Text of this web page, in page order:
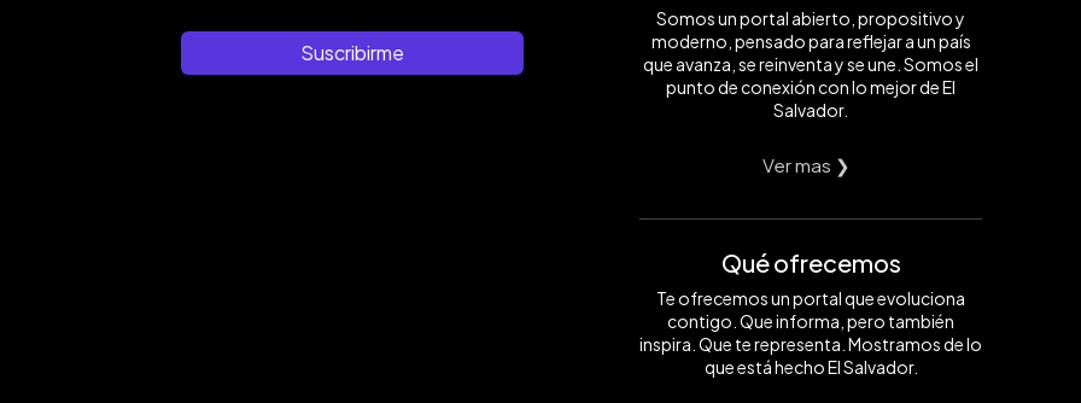
Suscribirme
Somos un portal abierto, propositivo y
moderno, pensado para reflejar a un país
que avanza, se reinventa y se une. Somos el
punto de conexión con lo mejor de El
Salvador.
Ver mas ❯
Qué ofrecemos
Te ofrecemos un portal que evoluciona
contigo. Que informa, pero también
inspira. Que te representa. Mostramos de lo
que está hecho El Salvador.